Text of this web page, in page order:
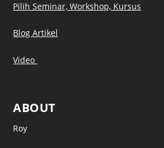
Pilih Seminar, Workshop, Kursus
Blog Artikel
Video
ABOUT
Roy